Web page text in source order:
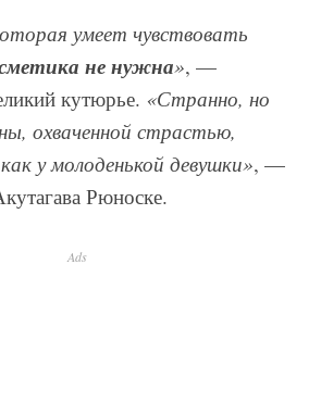
умеет чувствовать
не нужна», —
кутюрье. «Странно, но
охваченной страстью,
у молоденькой девушки», —
Рюноске.
Ads